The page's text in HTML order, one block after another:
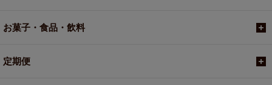
お菓子・食品・飲料
定期便